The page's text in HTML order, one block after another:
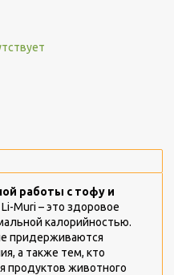
работы с тофу и
Muri – это здоровое
калорийностью.
придерживаются
а также тем, кто
продуктов животного